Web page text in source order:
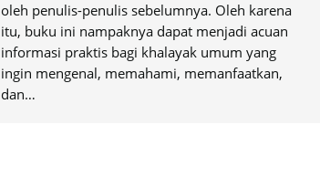
oleh penulis-penulis sebelumnya. Oleh karena
itu, buku ini nampaknya dapat menjadi acuan
informasi praktis bagi khalayak umum yang
ingin mengenal, memahami, memanfaatkan,
dan…